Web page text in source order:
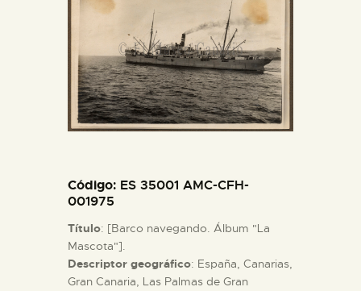
ACTIVIDADES
█
EL MUSEO
COLECCIONES
DIDÁCTICA
ESPAÑOL
Código: ES 35001 AMC-CFH-
001975
Título: [Barco navegando. Álbum "La
Mascota"].
Descriptor geográfico: España, Canarias,
Gran Canaria, Las Palmas de Gran